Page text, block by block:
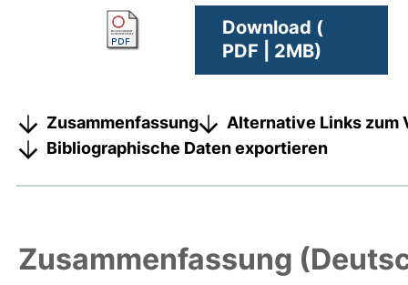
Download (
PDF | 2MB)
Zusammenfassung
Alternative Links zum
Bibliographische Daten exportieren
Zusammenfassung